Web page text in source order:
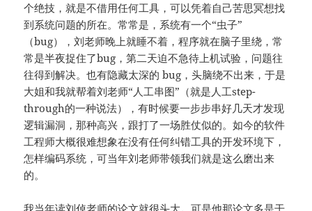
个绝技，就是不借用任何工具，可以凭着自己苦思冥想找
到系统问题的所在。常常是，系统有一个“虫子”
（bug），刘老师晚上就睡不着，程序就在脑子里绕，常
常是半夜捉住了bug，第二天迫不急待上机试验，问题往
往得到解决。也有隐藏太深的 bug，头脑绕不出来，于是
大姐和我就帮着刘老师“人工串图”（就是人工step-
through的一种说法），有时候要一步步串好几天才发现
逻辑漏洞，那种高兴，跟打了一场胜仗似的。如今的软件
工程师大概很难想象在没有任何纠错工具的开发环境下，
怎样编码系统，可当年刘老师带领我们就是这么磨出来
的。